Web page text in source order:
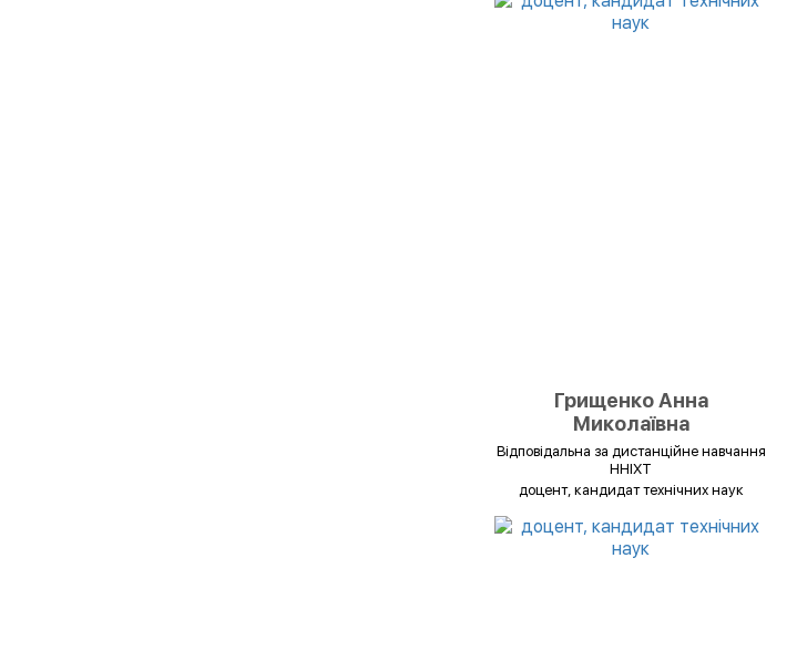
Грищенко Анна
Миколаївна
Відповідальна за дистанційне навчання
ННІХТ
доцент, кандидат технічних наук